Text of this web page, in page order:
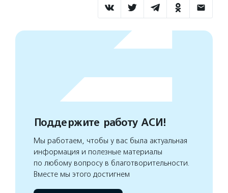
Поддержите работу АСИ!
Мы работаем, чтобы у вас была актуальная
информация и полезные материалы
по любому вопросу в благотворительности.
Вместе мы этого достигнем